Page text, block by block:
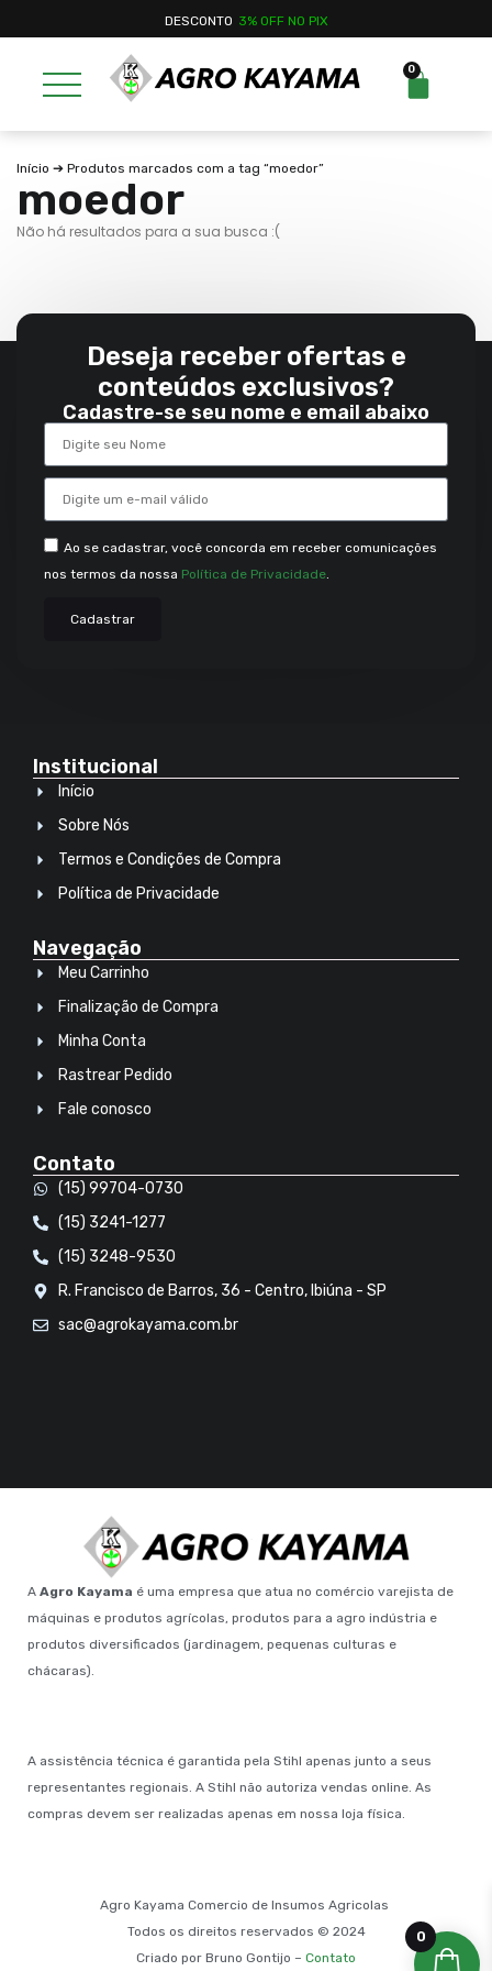
DESCONTO 3% OFF NO PIX
0
Início ➔ Produtos marcados com a tag “moedor”
moedor
Não há resultados para a sua busca :(
Deseja receber ofertas e
conteúdos exclusivos?
Cadastre-se seu nome e email abaixo
Ao se cadastrar, você concorda em receber comunicações
nos termos da nossa Política de Privacidade
Cadastrar
Institucional
Início
Sobre Nós
Termos e Condições de Compra
Política de Privacidade
Navegação
Meu Carrinho
Finalização de Compra
Minha Conta
Rastrear Pedido
Fale conosco
Contato
(15) 99704-0730
(15) 3241-1277
(15) 3248-9530
R. Francisco de Barros, 36 - Centro, Ibiúna - SP
sac@agrokayama.com.br
A Agro Kayama é uma empresa que atua no comércio varejista de
máquinas e produtos agrícolas, produtos para a agro indústria e
produtos diversificados (jardinagem, pequenas culturas e
chácaras).
A assistência técnica é garantida pela Stihl apenas junto a seus
representantes regionais. A Stihl não autoriza vendas online. As
compras devem ser realizadas apenas em nossa loja física.
Agro Kayama Comercio de Insumos Agricolas
Todos os direitos reservados © 2024
Criado por Bruno Gontijo – Contato
0